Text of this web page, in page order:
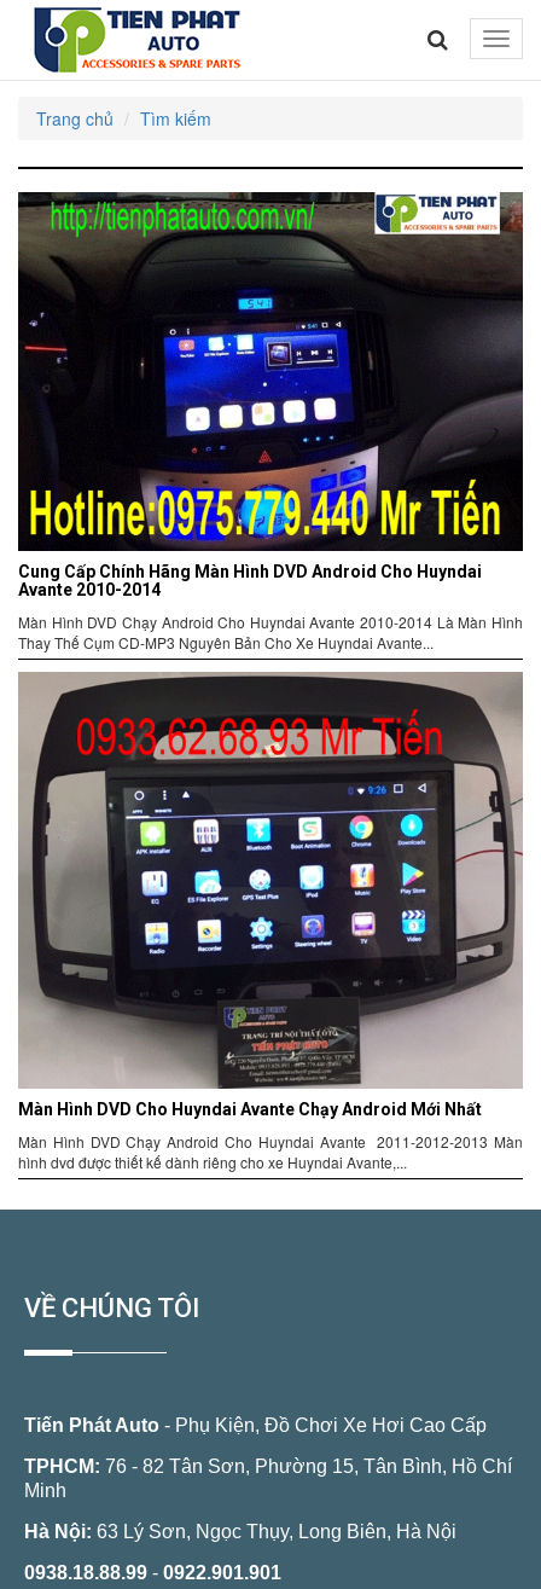
Toggle
Trang chủ Tìm kiếm
Cung Cấp Chính Hãng Màn Hình DVD Android Cho Huyndai
Avante 2010-2014
Màn Hình DVD Chạy Android Cho Huyndai Avante 2010-2014 Là Màn Hình
Thay Thế Cụm CD-MP3 Nguyên Bản Cho Xe Huyndai Avante...
Màn Hình DVD Cho Huyndai Avante Chạy Android Mới Nhất
Màn Hình DVD Chạy Android Cho Huyndai Avante 2011-2012-2013 Màn
hình dvd được thiết kế dành riêng cho xe Huyndai Avante,...
VỀ CHÚNG TÔI
Tiến Phát Auto - Phụ Kiện, Đồ Chơi Xe Hơi Cao Cấp
TPHCM: 76 - 82 Tân Sơn, Phường 15, Tân Bình, Hồ Chí
Minh
Hà Nội: 63 Lý Sơn, Ngọc Thụy, Long Biên, Hà Nội
0938.18.88.99 - 0922.901.901